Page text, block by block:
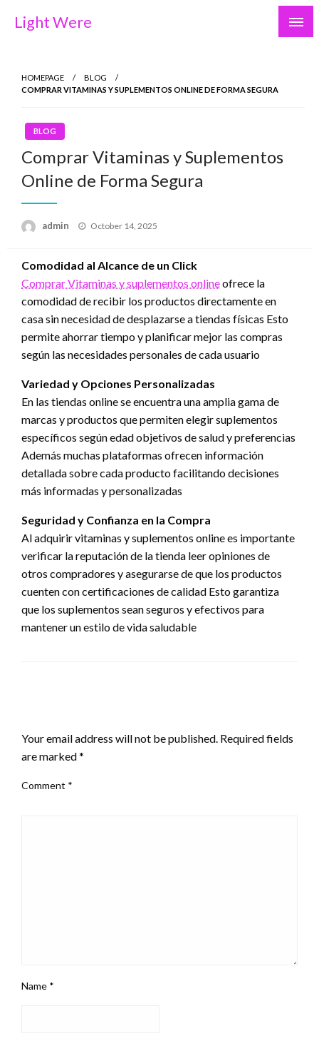
Light Were
HOMEPAGE
BLOG
COMPRAR VITAMINAS Y SUPLEMENTOS ONLINE DE FORMA SEGURA
BLOG
Comprar Vitaminas y Suplementos
Online de Forma Segura
admin
Posted
October 14, 2025
Comodidad al Alcance de un Click
Comprar Vitaminas y suplementos onlineofrece la
comodidad de recibir los productos directamente en
casa sin necesidad de desplazarse a tiendas físicas Esto
permite ahorrar tiempo y planificar mejor las compras
según las necesidades personales de cada usuario
Variedad y Opciones Personalizadas
En las tiendas online se encuentra una amplia gama de
marcas y productos que permiten elegir suplementos
específicos según edad objetivos de salud y preferencias
Además muchas plataformas ofrecen información
detallada sobre cada producto facilitando decisiones
más informadas y personalizadas
Seguridad y Confianza en la Compra
Al adquirir vitaminas y suplementos online es importante
verificar la reputación de la tienda leer opiniones de
otros compradores y asegurarse de que los productos
cuenten con certificaciones de calidad Esto garantiza
que los suplementos sean seguros y efectivos para
mantener un estilo de vida saludable
Your email address will not be published. Required fields
are marked*
Comment *
Name *